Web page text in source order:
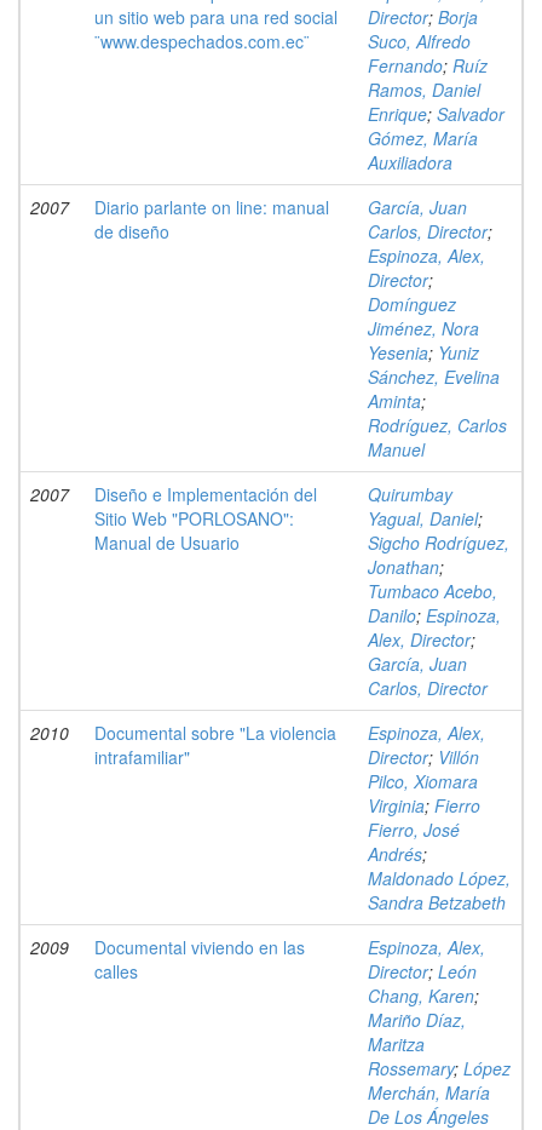
un sitio web para una red social
¨www.despechados.com.ec¨
Director; Borja
Suco, Alfredo
Fernando; Ruíz
Ramos, Daniel
Enrique; Salvador
Gómez, María
Auxiliadora
2007
Diario parlante on line: manual
de diseño
García, Juan
Carlos, Director;
Espinoza, Alex,
Director;
Domínguez
Jiménez, Nora
Yesenia; Yuniz
Sánchez, Evelina
Aminta;
Rodríguez, Carlos
Manuel
2007
Diseño e Implementación del
Sitio Web "PORLOSANO":
Manual de Usuario
Quirumbay
Yagual, Daniel;
Sigcho Rodríguez,
Jonathan;
Tumbaco Acebo,
Danilo; Espinoza,
Alex, Director;
García, Juan
Carlos, Director
2010
Documental sobre "La violencia
intrafamiliar"
Espinoza, Alex,
Director; Villón
Pilco, Xiomara
Virginia; Fierro
Fierro, José
Andrés;
Maldonado López,
Sandra Betzabeth
2009
Documental viviendo en las
calles
Espinoza, Alex,
Director; León
Chang, Karen;
Mariño Díaz,
Maritza
Rossemary; López
Merchán, María
De Los Ángeles